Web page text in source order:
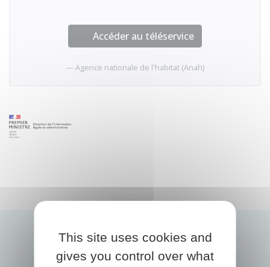
Accéder au téléservice
Agence nationale de l'habitat (Anah)
This site uses cookies and
gives you control over what